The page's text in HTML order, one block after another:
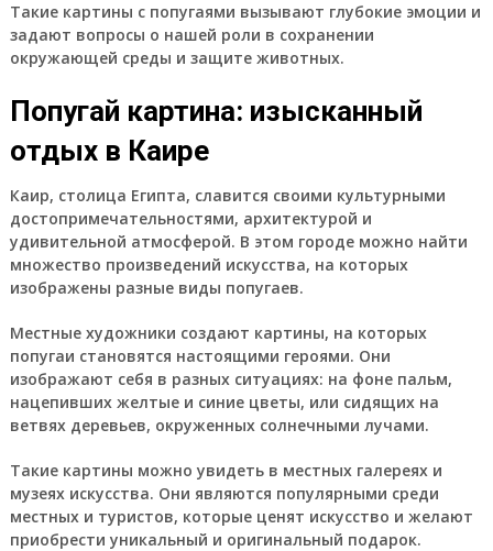
Такие картины с попугаями вызывают глубокие эмоции и
задают вопросы о нашей роли в сохранении
окружающей среды и защите животных.
Попугай картина: изысканный
отдых в Каире
Каир, столица Египта, славится своими культурными
достопримечательностями, архитектурой и
удивительной атмосферой. В этом городе можно найти
множество произведений искусства, на которых
изображены разные виды попугаев.
Местные художники создают картины, на которых
попугаи становятся настоящими героями. Они
изображают себя в разных ситуациях: на фоне пальм,
нацепивших желтые и синие цветы, или сидящих на
ветвях деревьев, окруженных солнечными лучами.
Такие картины можно увидеть в местных галереях и
музеях искусства. Они являются популярными среди
местных и туристов, которые ценят искусство и желают
приобрести уникальный и оригинальный подарок.